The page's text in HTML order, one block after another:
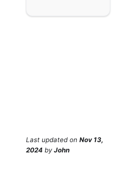
Last updated on Nov 13,
2024 byJohn